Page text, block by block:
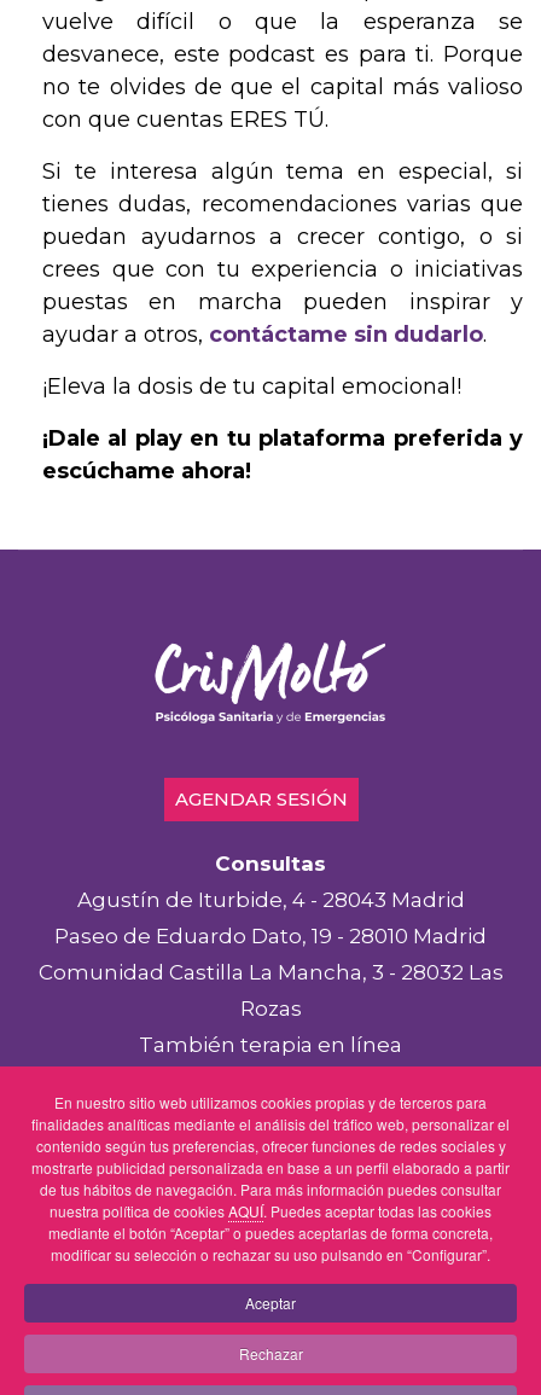
En nuestro sitio web utilizamos cookies propias y de terceros para
finalidades analíticas mediante el análisis del tráfico web, personalizar el
contenido según tus preferencias, ofrecer funciones de redes sociales y
mostrarte publicidad personalizada en base a un perfil elaborado a partir
de tus hábitos de navegación. Para más información puedes consultar
nuestra política de cookiesAQUÍ. Puedes aceptar todas las cookies
mediante el botón “Aceptar” o puedes aceptarlas de forma concreta,
modificar su selección o rechazar su uso pulsando en “Configurar”.
Aceptar
Rechazar
vuelve difícil o que la esperanza se
desvanece, este podcast es para ti. Porque
no te olvides de que el capital más valioso
con que cuentas ERES TÚ.
Si te interesa algún tema en especial, si
tienes dudas, recomendaciones varias que
puedan ayudarnos a crecer contigo, o si
crees que con tu experiencia o iniciativas
puestas en marcha pueden inspirar y
ayudar a otros, contáctame sin dudarlo.
¡Eleva la dosis de tu capital emocional!
¡Dale al play en tu plataforma preferida y
escúchame ahora!
AGENDAR SESIÓN
Consultas
Agustín de Iturbide, 4 - 28043 Madrid
Paseo de Eduardo Dato, 19 - 28010 Madrid
Comunidad Castilla La Mancha, 3 - 28032 Las
Rozas
También terapia en línea
Aviso legal
Política de privacidad
Política de cookies
Linkedin
Instagram
Spotify
Copyright © 2025 Cris Moltó Psicóloga colegiada M-
36972. Consultas enMadridyLas Rozas. Todos los